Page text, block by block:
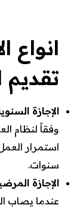
انواع
الإجازة
استمرار
سنوات.
الإجازة
عندما يصاب